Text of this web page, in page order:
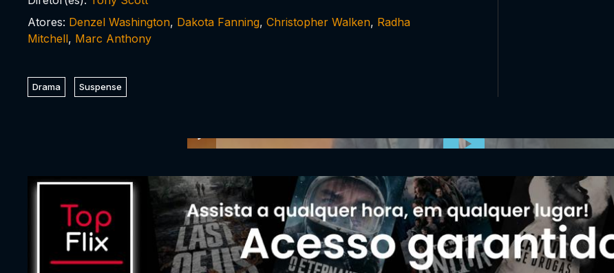
Atores: Denzel Washington, Dakota Fanning, Christopher Walken, Radha
Mitchell, Marc Anthony
Drama Suspense